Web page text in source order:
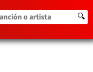
o artista 🔍